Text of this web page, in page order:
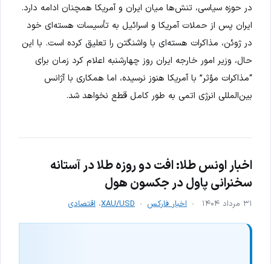
در حوزه سیاسی، تنش‌ها میان ایران و آمریکا همچنان ادامه دارد.
ایران پس از حملات آمریکا و اسرائیل به تأسیسات هسته‌ای خود
در ژوئن، مذاکرات هسته‌ای با واشنگتن را تعلیق کرده است. با این
حال، وزیر امور خارجه ایران روز چهارشنبه اعلام کرد زمان برای
“مذاکرات مؤثر” با آمریکا هنوز نرسیده، اما همکاری با آژانس
بین‌المللی انرژی اتمی به طور کامل قطع نخواهد شد.
اخبار اونس طلا: افت دو روزه طلا در آستانه
سخنرانی پاول در جکسون هول
۳۱ مرداد ۱۴۰۴ اخبار فارکس XAU/USD، اقتصادی